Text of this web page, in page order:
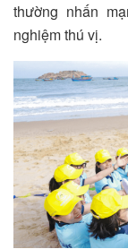
thường nhấn
nghiệm thú vị.